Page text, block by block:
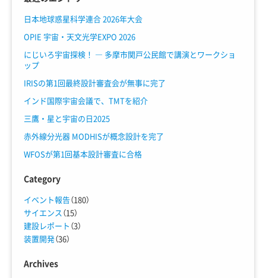
日本地球惑星科学連合 2026年大会
OPIE 宇宙・天文光学EXPO 2026
にじいろ宇宙探検！ ― 多摩市関戸公民館で講演とワークショ
ップ
IRISの第1回最終設計審査会が無事に完了
インド国際宇宙会議で、TMTを紹介
三鷹・星と宇宙の日2025
赤外線分光器 MODHISが概念設計を完了
WFOSが第1回基本設計審査に合格
Category
イベント報告（180）
サイエンス （15）
建設レポート （3）
装置開発（36）
Archives